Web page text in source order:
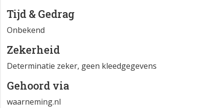
Tijd & Gedrag
Onbekend
Zekerheid
Determinatie zeker, geen kleedgegevens
Gehoord via
waarneming.nl